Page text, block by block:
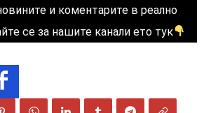
и коментарите в реално
се за нашите канали ето тук